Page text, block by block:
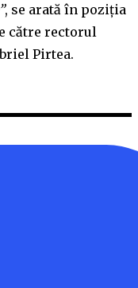
, se arată în poziția
către rectorul
Pirtea.